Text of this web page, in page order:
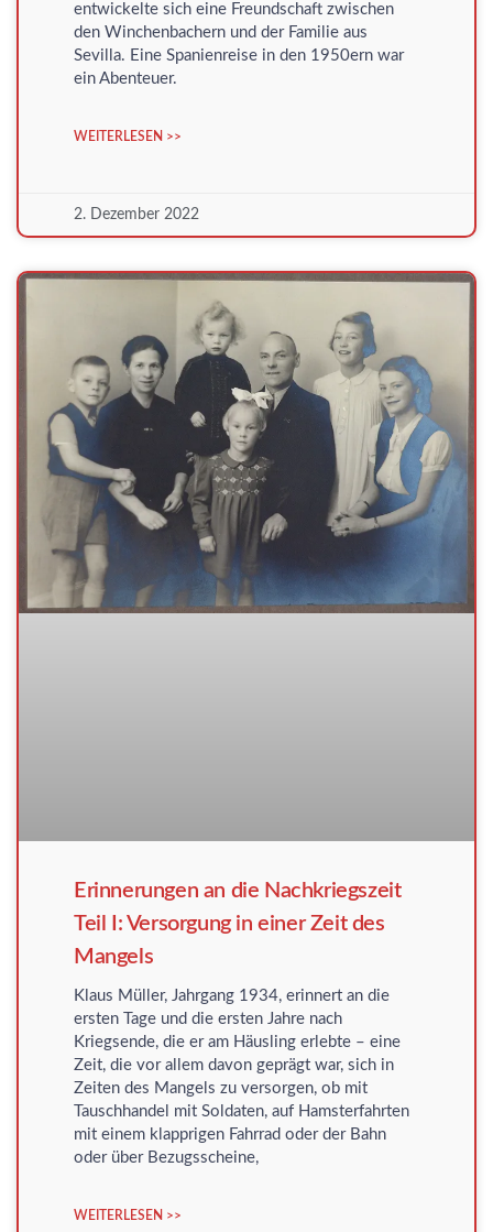
entwickelte sich eine Freundschaft zwischen
den Winchenbachern und der Familie aus
Sevilla. Eine Spanienreise in den 1950ern war
ein Abenteuer.
WEITERLESEN >>
2. Dezember 2022
Erinnerungen an die Nachkriegszeit
Teil I: Versorgung in einer Zeit des
Mangels
Klaus Müller, Jahrgang 1934, erinnert an die
ersten Tage und die ersten Jahre nach
Kriegsende, die er am Häusling erlebte – eine
Zeit, die vor allem davon geprägt war, sich in
Zeiten des Mangels zu versorgen, ob mit
Tauschhandel mit Soldaten, auf Hamsterfahrten
mit einem klapprigen Fahrrad oder der Bahn
oder über Bezugsscheine,
WEITERLESEN >>